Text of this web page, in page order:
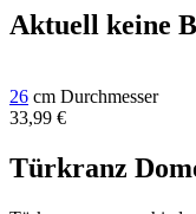
Aktuell keine
26 cm Durchmesser
33,99 €
Türkranz